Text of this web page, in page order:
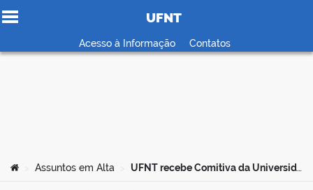
Ir para o conteúdo
UFNT
Acesso à Informação Contatos
Você está aqui:
Assuntos em Alta UFNT recebe Comitiva da Universidade Estatal de Tyumen para Celebração de Acordo de Cooperação Técnica